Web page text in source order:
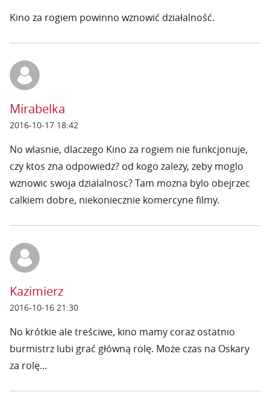
Kino za rogiem powinno wznowić działalność.
Mirabelka
2016-10-17 18:42
No wlasnie, dlaczego Kino za rogiem nie funkcjonuje,
czy ktos zna odpowiedz? od kogo zalezy, zeby moglo
wznowic swoja dzialalnosc? Tam mozna bylo obejrzec
calkiem dobre, niekoniecznie komercyne filmy.
Kazimierz
2016-10-16 21:30
No krótkie ale treściwe, kino mamy coraz ostatnio
burmistrz lubi grać główną rolę. Może czas na Oskary
za rolę...